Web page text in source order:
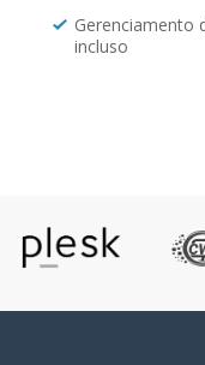
Gerenciamento
incluso